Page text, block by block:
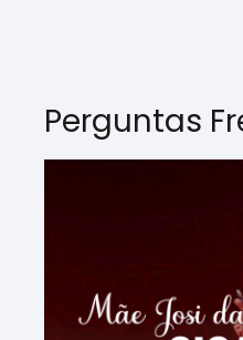
Perguntas